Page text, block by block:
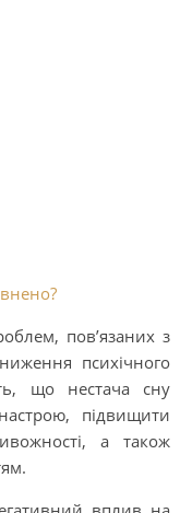
пов’язаних з
психічного
що нестача сну
підвищити
а також